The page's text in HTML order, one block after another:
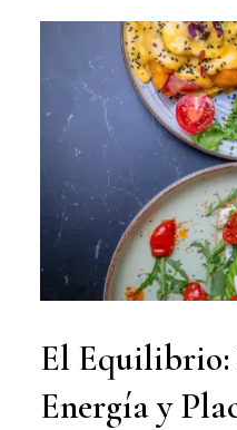
El
Energía y